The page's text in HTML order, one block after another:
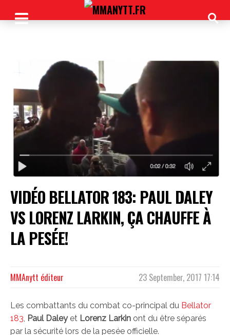
VIDÉO BELLATOR 183: PAUL DALEY
VS LORENZ LARKIN, ÇA CHAUFFE À
LA PESÉE!
23 September, 2017 17:14
MMAnytt éditeur
Les combattants du combat co-principal du Bellator
183, Paul Daleyet Lorenz Larkin ont du être séparés
par la sécurité lors de la pesée officielle.